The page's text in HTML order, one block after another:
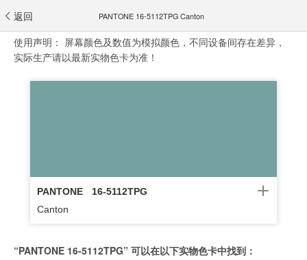
返回 PANTONE 16-5112TPG Canton
使用声明： 屏幕颜色及数值为模拟颜色，不同设备间存在差异，
实际生产请以最新实物色卡为准！
PANTONE
16-5112TPG
Canton
“PANTONE 16-5112TPG” 可以在以下实物色卡中找到：